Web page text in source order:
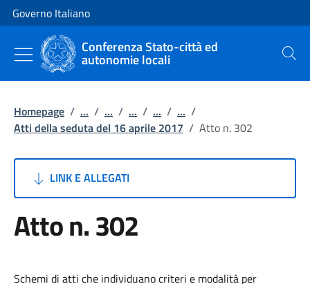
Vai al contenuto
Vai alla navigazione del sito
Governo Italiano
Conferenza Stato-città ed
autonomie locali Cerca
Homepage / ... / ... / ... / ... / ... /
Atti della seduta del 16 aprile 2017 / Atto n. 302
LINK E ALLEGATI
Atto n. 302
Schemi di atti che individuano criteri e modalità per